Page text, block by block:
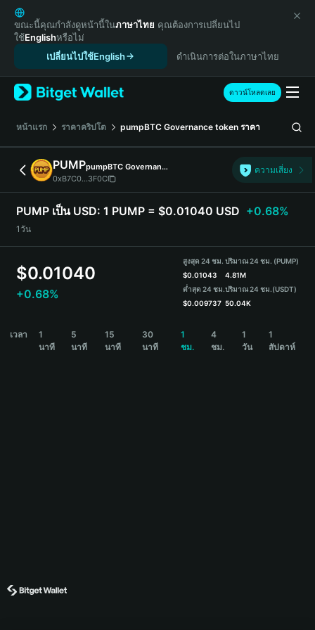
English
日本語
Tiếng Việt
Español (Latinoamérica)
Türkçe
Français
Deutsch
简体中文
繁體中文
Português (Portugal)
Bahasa Indonesia
ภาษาไทย
हिन्दी
Español
Português (Brasil)
ขณะนี้คุณกำลังดูหน้านี้ในภาษาไทย คุณต้องการเปลี่ยนไป
ใช้Englishหรือไม่
เปลี่ยนไปใช้English
ดำเนินการต่อในภาษาไทย
ดาวน์โหลดเลย
หน้าแรก ราคาคริปโต pumpBTC Governance token ราคา
PUMP
pumpBTC Governance token
0xB7C0...3F0C
ความเสี่ยง
PUMP เป็น USD: 1 PUMP = $0.01040 USD +0.68%
1วัน
$0.01040
+0.68%
สูงสุด 24 ชม.
$0.01043
ต่ำสุด 24 ชม.
$0.009737
ปริมาณ 24 ชม. (PUMP)
4.81M
ปริมาณ 24 ชม.(USDT)
50.04K
เวลา
1
นาที
5
นาที
15
นาที
30
นาที
1
ชม.
4
ชม.
1
วัน
1
สัปดาห์